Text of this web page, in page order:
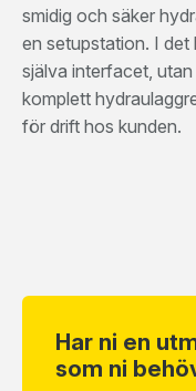
smidig och säker
en setupstation. I det
själva interfacet,
komplett
för drift hos kunden.
Har ni en
som ni